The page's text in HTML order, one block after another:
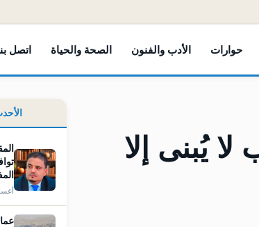
حوارات الأدب والفنون الصحة والحياة اتصل
يُبنى إلا
أغسطس